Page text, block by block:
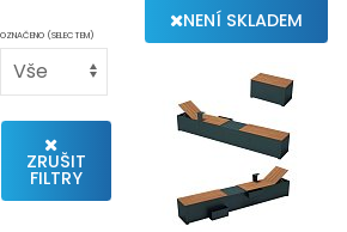
OZNAČENO (SELECTEM)
ZRUŠIT
FILTRY
NENÍ SKLADEM